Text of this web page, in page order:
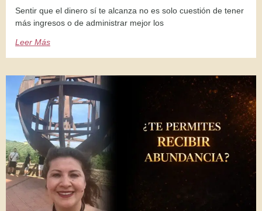
Sentir que el dinero sí te alcanza no es solo cuestión de tener
más ingresos o de administrar mejor los
Leer Más